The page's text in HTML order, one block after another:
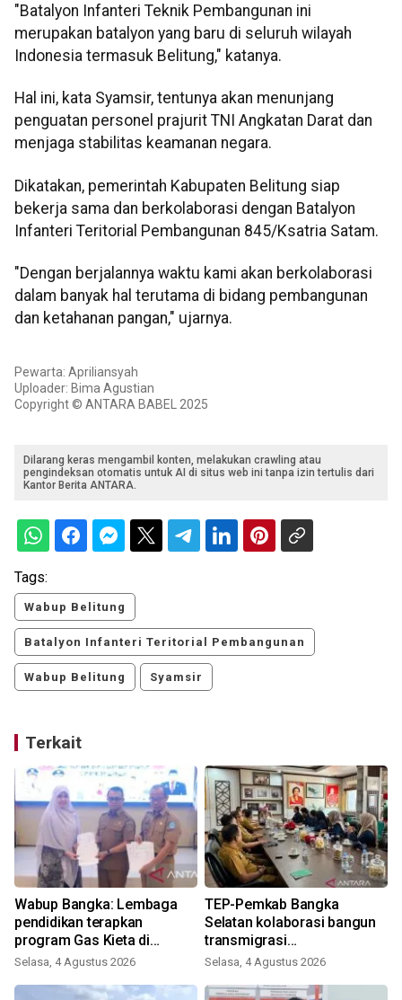
"Batalyon Infanteri Teknik Pembangunan ini
merupakan batalyon yang baru di seluruh wilayah
Indonesia termasuk Belitung," katanya.
Hal ini, kata Syamsir, tentunya akan menunjang
penguatan personel prajurit TNI Angkatan Darat dan
menjaga stabilitas keamanan negara.
Dikatakan, pemerintah Kabupaten Belitung siap
bekerja sama dan berkolaborasi dengan Batalyon
Infanteri Teritorial Pembangunan 845/Ksatria Satam.
"Dengan berjalannya waktu kami akan berkolaborasi
dalam banyak hal terutama di bidang pembangunan
dan ketahanan pangan," ujarnya.
Pewarta: Apriliansyah
Uploader: Bima Agustian
Copyright © ANTARA BABEL 2025
Dilarang keras mengambil konten, melakukan crawling atau
pengindeksan otomatis untuk AI di situs web ini tanpa izin tertulis dari
Kantor Berita ANTARA.
Tags:
Wabup Belitung
Batalyon Infanteri Teritorial Pembangunan
Wabup Belitung Syamsir
Terkait
Wabup Bangka: Lembaga
pendidikan terapkan
program Gas Kieta di
sekolah
Selasa, 4 Agustus 2026
TEP-Pemkab Bangka
Selatan kolaborasi bangun
transmigrasi
Batubetumpang berbasis
Selasa, 4 Agustus 2026